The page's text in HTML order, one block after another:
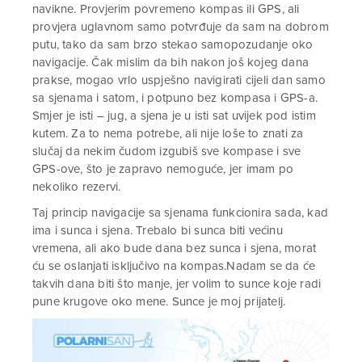
navikne. Provjerim povremeno kompas ili GPS, ali
provjera uglavnom samo potvrđuje da sam na dobrom
putu, tako da sam brzo stekao samopozudanje oko
navigacije. Čak mislim da bih nakon još kojeg dana
prakse, mogao vrlo uspješno navigirati cijeli dan samo
sa sjenama i satom, i potpuno bez kompasa i GPS-a.
Smjer je isti – jug, a sjena je u isti sat uvijek pod istim
kutem. Za to nema potrebe, ali nije loše to znati za
slučaj da nekim čudom izgubiš sve kompase i sve
GPS-ove, što je zapravo nemoguće, jer imam po
nekoliko rezervi.
Taj princip navigacije sa sjenama funkcionira sada, kad
ima i sunca i sjena. Trebalo bi sunca biti većinu
vremena, ali ako bude dana bez sunca i sjena, morat
ću se oslanjati isključivo na kompas.Nadam se da će
takvih dana biti što manje, jer volim to sunce koje radi
pune krugove oko mene. Sunce je moj prijatelj.